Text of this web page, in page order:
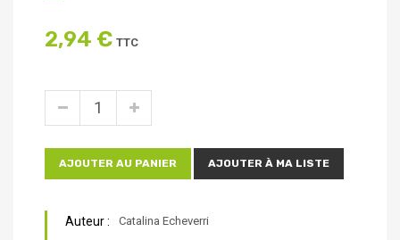
2,94 € TTC
AJOUTER AU PANIER AJOUTER À MA LISTE
Auteur : Catalina Echeverri